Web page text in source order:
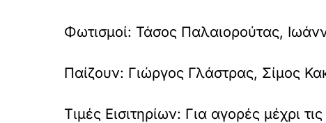
Φωτισμοί: Τάσος Παλαιορούτας,
Παίζουν: Γιώργος Γλάστρας, Σίμος
Τιμές Εισιτηρίων: Για αγορές μέχρι